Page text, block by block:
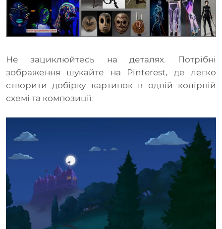
Не зациклюйтесь на деталях. Потрібні
зображення шукайте на Pinterest, де легко
створити добірку картинок в одній колірній
схемі та композиції.